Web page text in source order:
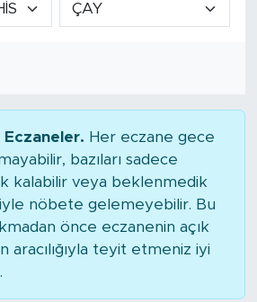
Her eczane gece
bazıları sadece
kalabilir veya beklenmedik
nöbete gelemeyebilir. Bu
önce eczanenin açık
teyit etmeniz iyi